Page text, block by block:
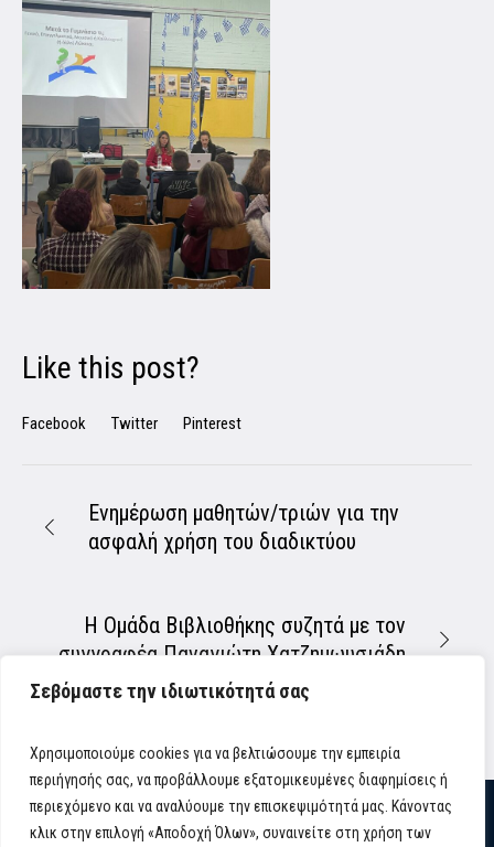
Σεβόμαστε την ιδιωτικότητά σας
Χρησιμοποιούμε cookies για να βελτιώσουμε την εμπειρία
περιήγησής σας, να προβάλλουμε εξατομικευμένες διαφημίσεις ή
περιεχόμενο και να αναλύουμε την επισκεψιμότητά μας. Κάνοντας
κλικ στην επιλογή «Αποδοχή Όλων», συναινείτε στη χρήση των
Like this post?
Facebook Twitter Pinterest
Ενημέρωση μαθητών/τριών για την
ασφαλή χρήση του διαδικτύου
Η Ομάδα Βιβλιοθήκης συζητά με τον
συγγραφέα Παναγιώτη Χατζημωυσιάδη